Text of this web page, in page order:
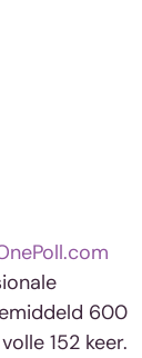
600
152 keer.